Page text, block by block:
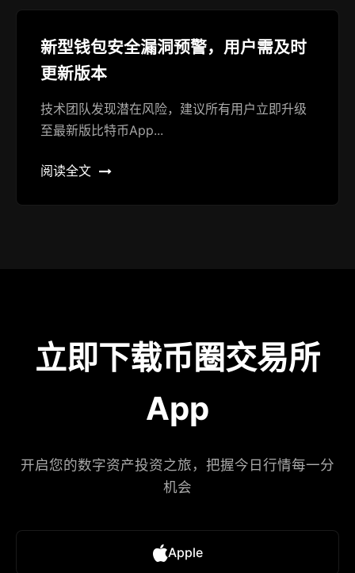
新型钱包安全漏洞预警，用户需及时
更新版本
技术团队发现潜在风险，建议所有用户立即升级
至最新版比特币App...
阅读全文
立即下载币圈交易所
App
开启您的数字资产投资之旅，把握今日行情每一分
机会
Apple